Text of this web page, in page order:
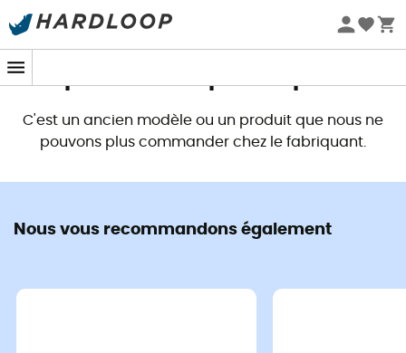
Promos d'été 🔥 -5 % EXTRA dès 2 produits* code Summer5
C'est un ancien modèle ou un produit que nous ne
pouvons plus commander chez le fabriquant.
Nous vous recommandons également